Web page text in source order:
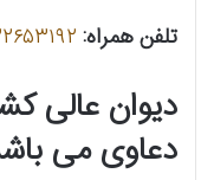
تلفن همراه:
دیوان عالی
دعاوی می